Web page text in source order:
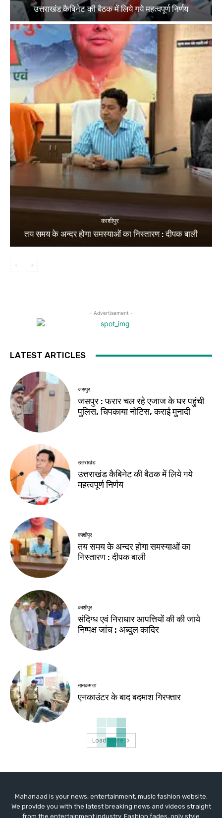
उत्तराखंड कैबिनेट की बैठक में लिये गये महत्वपूर्ण निर्णय
काशीपुर
तय समय के अन्दर होगा समस्याओं का निस्तारण : दीपक बाली
- Advertisement -
LATEST ARTICLES
जसपुर
जसपुर : फरार चल रहे एजाज के घर पहुंची
पुलिस, चिपकाया नोटिस, कराई मुनादी
उत्तराखंड
उत्तराखंड कैबिनेट की बैठक में लिये गये
महत्वपूर्ण निर्णय
काशीपुर
तय समय के अन्दर होगा समस्याओं का
निस्तारण : दीपक बाली
काशीपुर
संदिग्ध एवं निराधार आपत्तियों की की जाये
निष्पक्ष जांच : अब्दुल कादिर
नानकमत्ता
एनकाउंटर के बाद बदमाश गिरफ्तार
Load more